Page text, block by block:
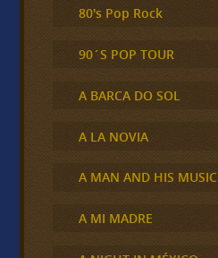
80's Pop Rock
90´S POP TOUR
A BARCA DO SOL
A LA NOVIA
A MAN AND HIS MUSIC
A MI MADRE